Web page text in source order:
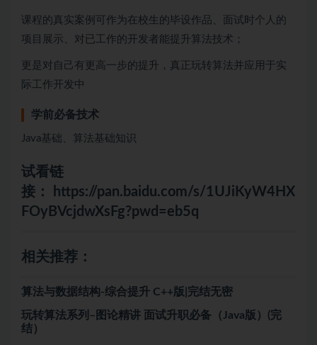
课程的真实案例可作为在校生的毕设作品、面试时个人的
项目展示、对已工作的开发者能提升算法技术；
更是对自己有更高一步的提升，真正玩转算法并应用于实
际工作开发中
学前必备技术
Java基础、算法基础知识
试看链
接：
https://pan.baidu.com/s/1UJiKyW4HX
FOyBVcjdwXsFg?pwd=eb5q
相关推荐：
算法与数据结构-综合提升 C++版|完结无密
玩转算法系列–图论精讲 面试升职必备（Java版）(完
结）